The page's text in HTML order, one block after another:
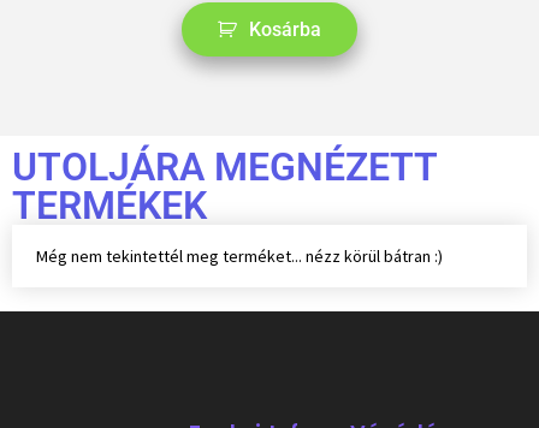
Kosárba
UTOLJÁRA MEGNÉZETT
TERMÉKEK
Még nem tekintettél meg terméket... nézz körül bátran :)